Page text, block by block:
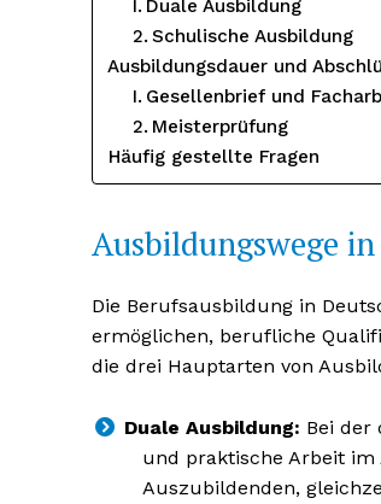
Duale Ausbildung
Schulische Ausbildung
Ausbildungsdauer und
Gesellenbrief und
Meisterprüfung
Häufig gestellte Fragen
Ausbildungswege
Die Berufsausbildung in
ermöglichen, berufliche
die drei Hauptarten von
Duale Ausbildung: Bei der
und praktische Arbeit
Auszubildenden,